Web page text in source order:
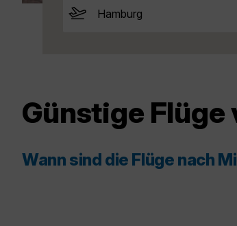
Günstige Flüge
Wann sind die Flüge nach